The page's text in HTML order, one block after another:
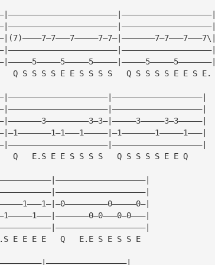
Q S S S S E E S S S S   Q S S S S E E S E.
Q   E.S E E S S S S   Q S S S S E E Q
E E E E   Q   E.E S E S S E